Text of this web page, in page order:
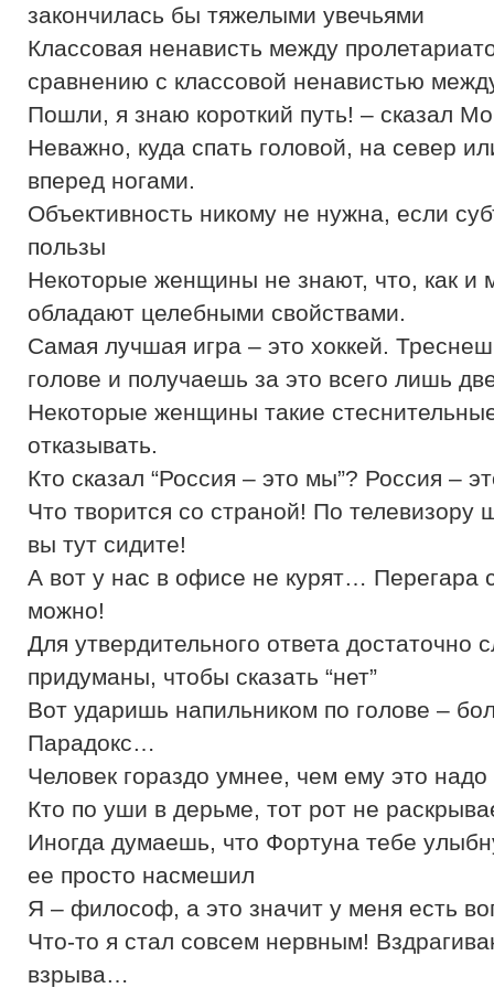
закончилась бы тяжелыми увечьями
Классовая ненависть между
сравнению с классовой ненавистью
Пошли, я знаю короткий путь! – сказал
Неважно, куда спать головой, на север
вперед ногами.
Объективность никому не нужна, если
пользы
Некоторые женщины не знают, что, как и
обладают целебными свойствами.
Самая лучшая игра – это хоккей.
голове и получаешь за это всего лишь
Некоторые женщины такие
отказывать.
Кто сказал “Россия – это мы”? Россия –
Что творится со страной! По телевизору
вы тут сидите!
А вот у нас в офисе не курят… Перегара
можно!
Для утвердительного ответа достаточно
придуманы, чтобы сказать “нет”
Вот ударишь напильником по голове –
Парадокс…
Человек гораздо умнее, чем ему это надо
Кто по уши в дерьме, тот рот не
Иногда думаешь, что Фортуна тебе
ее просто насмешил
Я – философ, а это значит у меня есть
Что-то я стал совсем нервным!
взрыва…